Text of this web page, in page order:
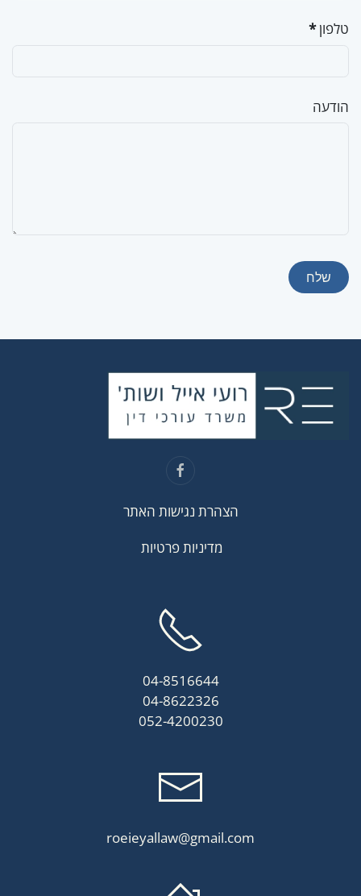
טלפון*
הודעה
שלח
הצהרת נגישות האתר
מדיניות פרטיות
04-8516644
04-8622326
052-4200230
roeieyallaw@gmail.com